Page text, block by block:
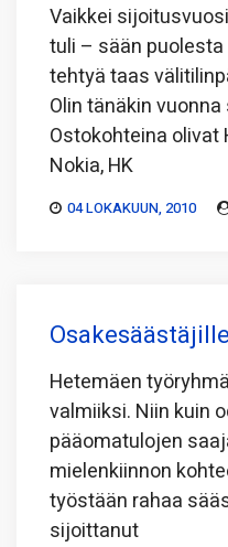
Vaikkei
tuli – sään
tehtyä taas
Olin tänäkin
Ostokohteina olivat
Nokia, HK
04 LOKAKUUN, 2010
Hetemäen
valmiiksi. Niin kuin
pääomatulojen
mielenkiinnon
työstään rahaa
sijoittanut